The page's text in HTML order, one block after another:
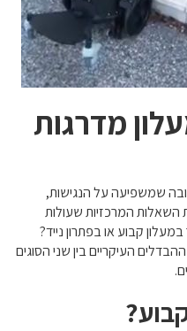
מדרגות
שמשפיעה על הנגישות,
המרכזיות שעולות
קבוע או בפתרון נייד?
העיקריים בין שני הסוגים